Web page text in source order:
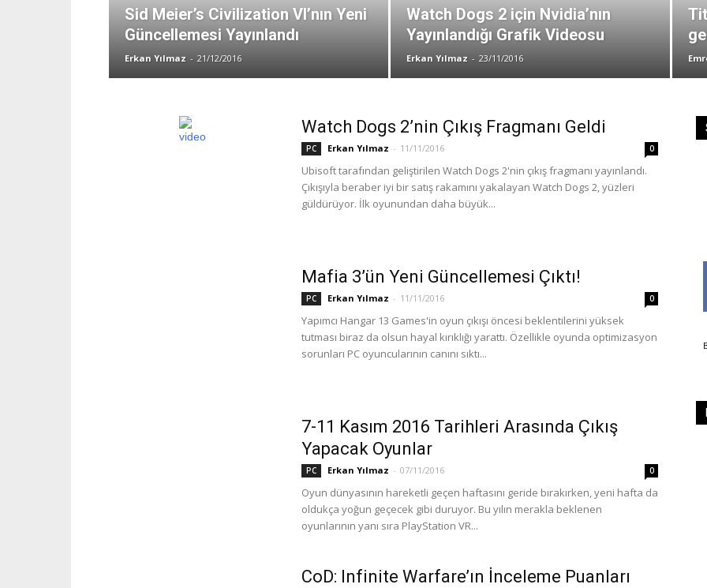
Sid Meier’s Civilization VI’nın Yeni
Güncellemesi Yayınlandı
Erkan Yılmaz - 21/12/2016
Watch Dogs 2 için Nvidia’nın
Yayınlandığı Grafik Videosu
Erkan Yılmaz - 23/11/2016
Watch Dogs 2’nin Çıkış Fragmanı Geldi
PC Erkan Yılmaz - 11/11/2016 0
Ubisoft tarafından geliştirilen Watch Dogs 2'nin çıkış fragmanı yayınlandı.
Çıkışıyla beraber iyi bir satış rakamını yakalayan Watch Dogs 2, yüzleri
güldürüyor. İlk oyunundan daha büyük...
Mafia 3’ün Yeni Güncellemesi Çıktı!
PC Erkan Yılmaz - 11/11/2016 0
Yapımcı Hangar 13 Games'in oyun çıkışı öncesi beklentilerini yüksek
tutması biraz da olsun hayal kırıklığı yarattı. Özellikle oyunda optimizasyon
sorunları PC oyuncularının canını sıktı...
7-11 Kasım 2016 Tarihleri Arasında Çıkış
Yapacak Oyunlar
PC Erkan Yılmaz - 07/11/2016 0
Oyun dünyasının hareketli geçen haftasını geride bırakırken, yeni hafta da
oldukça yoğun geçecek gibi duruyor. Bu yılın merakla beklenen
oyunlarının yanı sıra PlayStation VR...
CoD: Infinite Warfare’ın İnceleme Puanları